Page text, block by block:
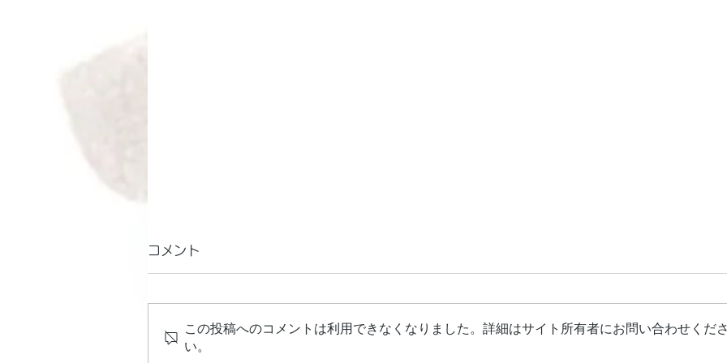
コメント
この投稿へのコメントは利用できなくなりました。詳細はサイト所有者にお問い合わせくだ
い。